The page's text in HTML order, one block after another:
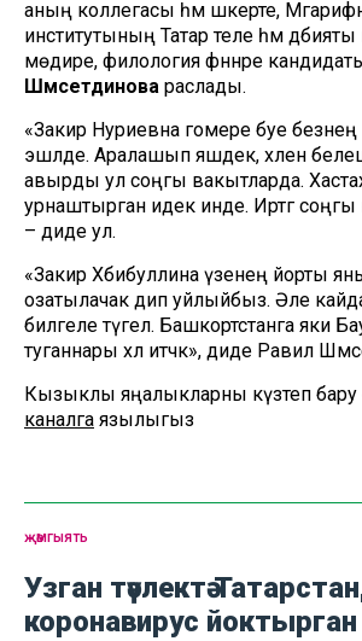
аның коллегасы һәм шәкерте,
институтының Татар теле һәм
мөдире, филология фәннәре
Шәмсетдинова раслады.
«Закирә Нуриевна гомере буе безнең
эшләде. Аралашып яшәдек, хәлен
авырды ул соңгы вакытларда.
урнаштырган идек инде. Иртәгә
– диде ул.
«Закирә Хәбибуллина үзенең йорты
озатылачак дип уйлыйбыз. Әле кайда
билгеле түгел. Башкортстанга яки
туганнары хәл итәчәк», диде Равилә
Кызыклы яңалыкларны күзәтеп бару
каналга язылыгыз
җәмгыять
Узган тәүлектә
коронавирус йоктырган